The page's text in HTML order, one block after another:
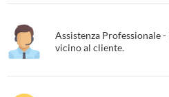
Assistenza Professionale
vicino al cliente.